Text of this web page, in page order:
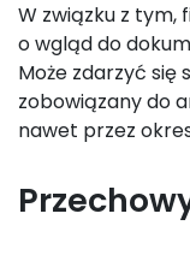
W związku z tym,
o wgląd do
Może zdarzyć się
zobowiązany do
nawet przez